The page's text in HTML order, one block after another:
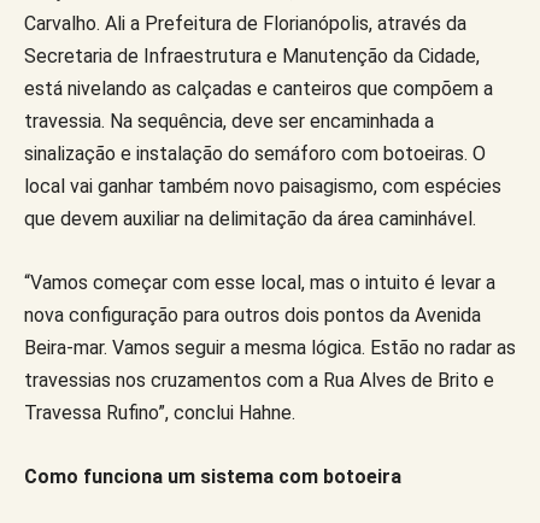
Carvalho. Ali a Prefeitura de Florianópolis, através da
Secretaria de Infraestrutura e Manutenção da Cidade,
está nivelando as calçadas e canteiros que compõem a
travessia. Na sequência, deve ser encaminhada a
sinalização e instalação do semáforo com botoeiras. O
local vai ganhar também novo paisagismo, com espécies
que devem auxiliar na delimitação da área caminhável.
“Vamos começar com esse local, mas o intuito é levar a
nova configuração para outros dois pontos da Avenida
Beira-mar. Vamos seguir a mesma lógica. Estão no radar as
travessias nos cruzamentos com a Rua Alves de Brito e
Travessa Rufino”, conclui Hahne.
Como funciona um sistema com botoeira